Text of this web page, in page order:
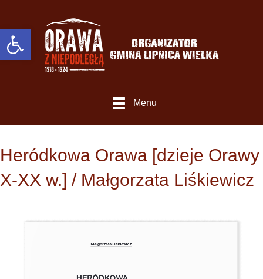
Otwórz Pasek narzędzi
Menu
Heródkowa Orawa [dzieje Orawy
X-XX w.] / Małgorzata Liśkiewicz